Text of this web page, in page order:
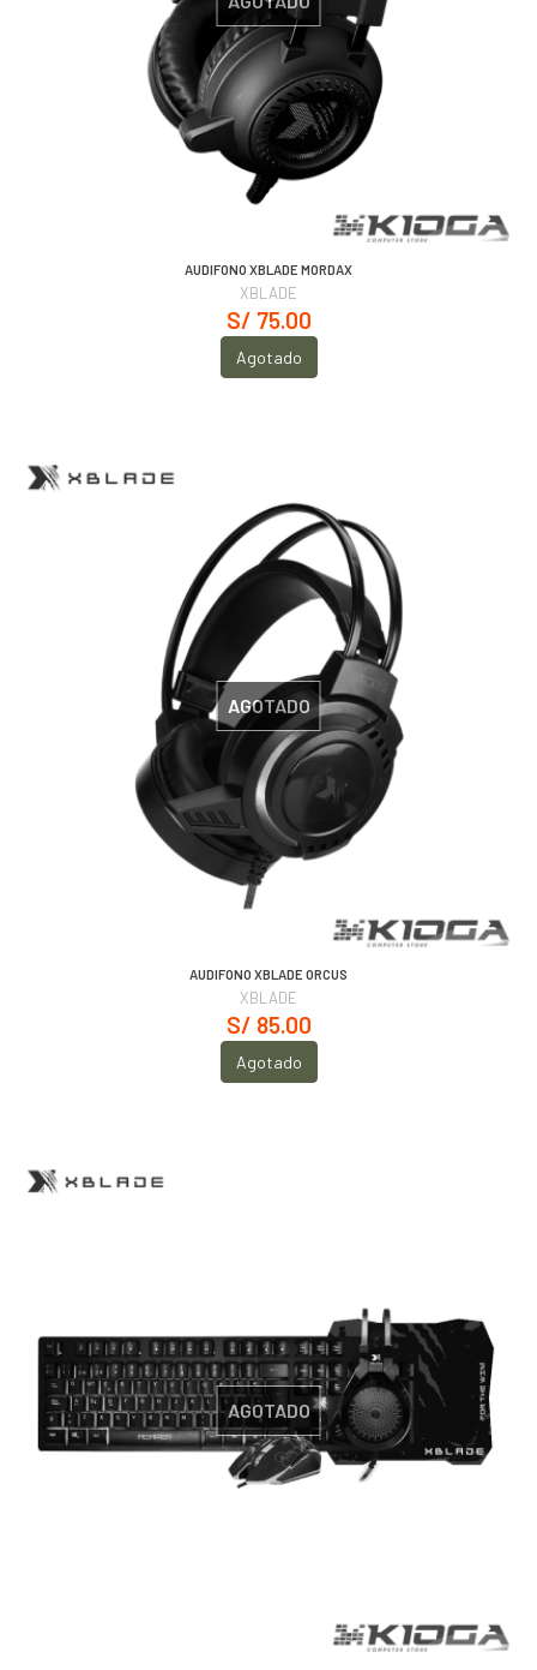
AUDIFONO XBLADE MORDAX
XBLADE
S/ 75.00
Agotado
AGOTADO
AUDIFONO XBLADE ORCUS
XBLADE
S/ 85.00
Agotado
AGOTADO